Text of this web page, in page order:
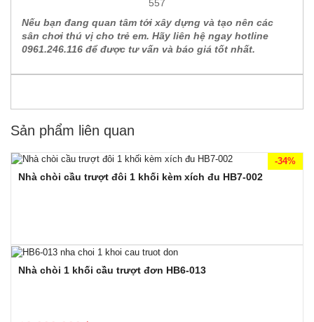
Nếu bạn đang quan tâm tới xây dựng và tạo nên các
sân chơi thú vị cho trẻ em. Hãy liên hệ ngay hotline
0961.246.116 để được tư vấn và báo giá tốt nhất.
Sản phẩm liên quan
-34%
Nhà chòi cầu trượt đôi 1 khối kèm xích đu HB7-002
Nhà chòi 1 khối cầu trượt đơn HB6-013